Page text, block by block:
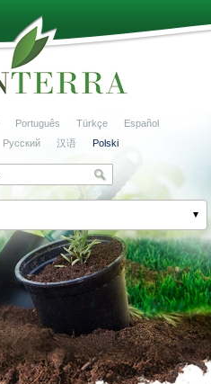
Português Türkçe
Español
Русский 汉语 Polski